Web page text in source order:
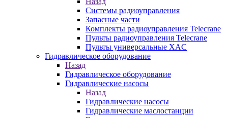
Системы радиоуправления
Запасные части
Комплекты радиоуправления Telecrane
Пульты радиоуправления Telecrane
Пульты универсальные XAC
Гидравлическое оборудование
Назад
Гидравлическое оборудование
Гидравлические насосы
Назад
Гидравлические насосы
Гидравлические маслостанции